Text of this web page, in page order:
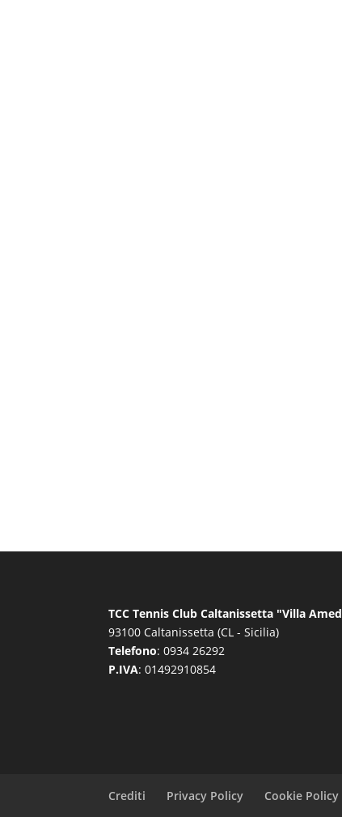
TCC Tennis Club Caltanissetta "Villa
93100 Caltanissetta (CL - Sicilia)
Telefono: 0934 26292
P.IVA: 01492910854
Crediti Privacy Policy Cookie Policy